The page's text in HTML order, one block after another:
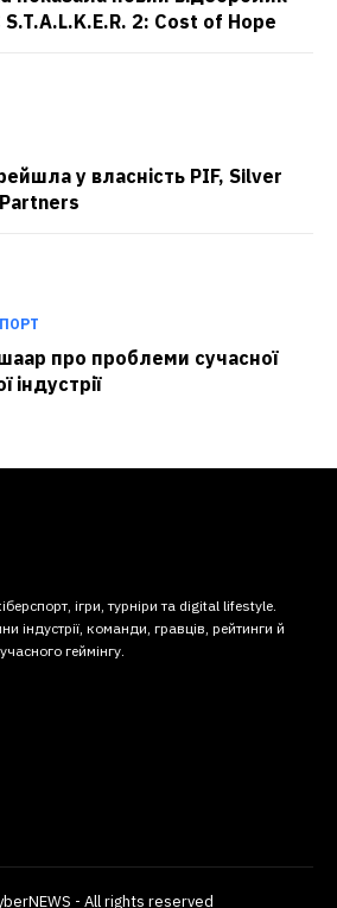
2: Cost of Hope
у власність PIF, Silver
про проблеми сучасної
індустрії
ігри, турніри та digital lifestyle.
індустрії, команди, гравців, рейтинги й
геймінгу.
- All rights reserved